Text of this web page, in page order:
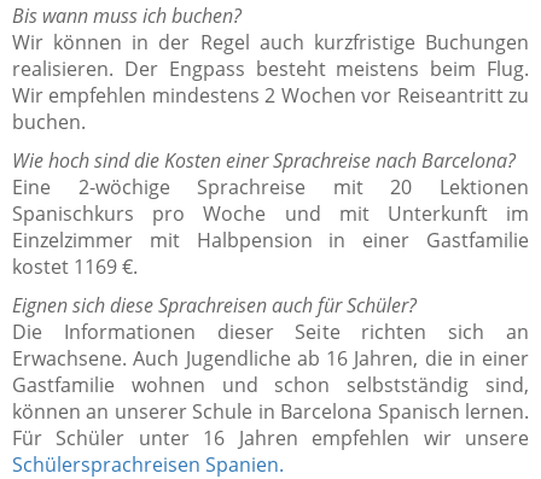
Bis wann muss ich buchen?
Wir können in der Regel auch kurzfristige Buchungen
realisieren. Der Engpass besteht meistens beim Flug.
Wir empfehlen mindestens 2 Wochen vor Reiseantritt zu
buchen.
Wie hoch sind die Kosten einer Sprachreise nach Barcelona?
Eine 2-wöchige Sprachreise mit 20 Lektionen
Spanischkurs pro Woche und mit Unterkunft im
Einzelzimmer mit Halbpension in einer Gastfamilie
kostet 1169 €.
Eignen sich diese Sprachreisen auch für Schüler?
Die Informationen dieser Seite richten sich an
Erwachsene. Auch Jugendliche ab 16 Jahren, die in einer
Gastfamilie wohnen und schon selbstständig sind,
können an unserer Schule in Barcelona Spanisch lernen.
Für Schüler unter 16 Jahren empfehlen wir unsere
Schülersprachreisen Spanien.